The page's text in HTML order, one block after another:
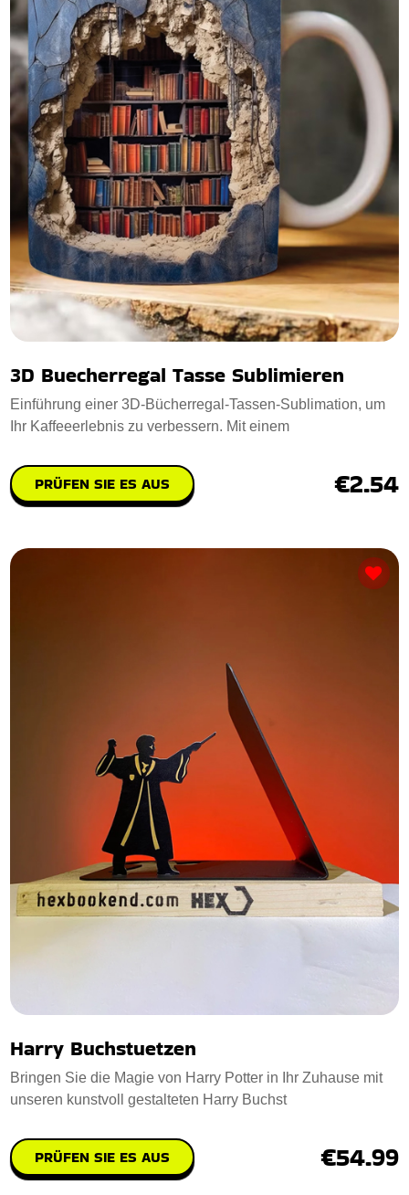
3D Buecherregal Tasse Sublimieren
Einführung einer 3D-Bücherregal-Tassen-Sublimation, um
Ihr Kaffeeerlebnis zu verbessern. Mit einem
PRÜFEN SIE ES AUS €2.54
Harry Buchstuetzen
Bringen Sie die Magie von Harry Potter in Ihr Zuhause mit
unseren kunstvoll gestalteten Harry Buchst
PRÜFEN SIE ES AUS €54.99